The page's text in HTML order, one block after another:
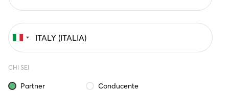
CHI SEI
Partner Conducente